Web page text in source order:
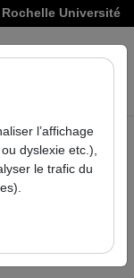
Rochelle Université
politique de la
l’affichage
dyslexie etc.),
le trafic du